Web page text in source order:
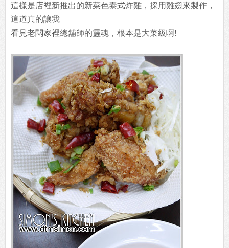
這樣是店裡新推出的新菜色泰式炸雞，採用雞翅來製作，
這道真的讓我
看見老闆家裡總舖師的靈魂，根本是大菜級啊!